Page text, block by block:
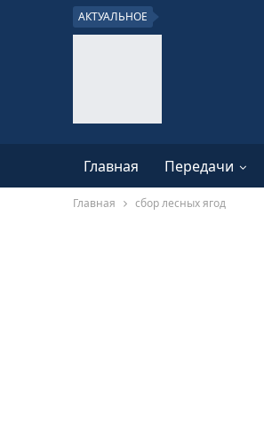
АКТУАЛЬНОЕ
Главная Передачи
Главная сбор лесных ягод